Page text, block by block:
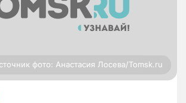
фото: Анастасия Лосева/Tomsk.ru